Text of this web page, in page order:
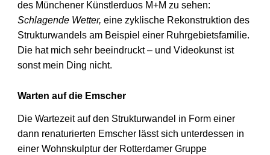
des Münchener Künstlerduos M+M zu sehen:
Schlagende Wetter, eine zyklische Rekonstruktion des
Strukturwandels am Beispiel einer Ruhrgebietsfamilie.
Die hat mich sehr beeindruckt – und Videokunst ist
sonst mein Ding nicht.
Warten auf die Emscher
Die Wartezeit auf den Strukturwandel in Form einer
dann renaturierten Emscher lässt sich unterdessen in
einer Wohnskulptur der Rotterdamer Gruppe